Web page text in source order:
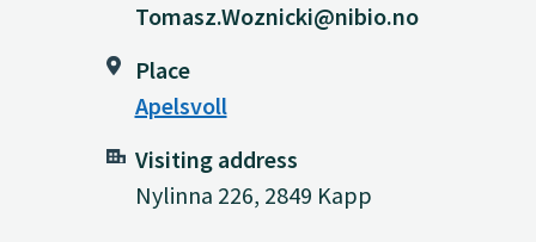
Tomasz.Woznicki@nibio.no
Place
Apelsvoll
Visiting address
Nylinna 226, 2849 Kapp